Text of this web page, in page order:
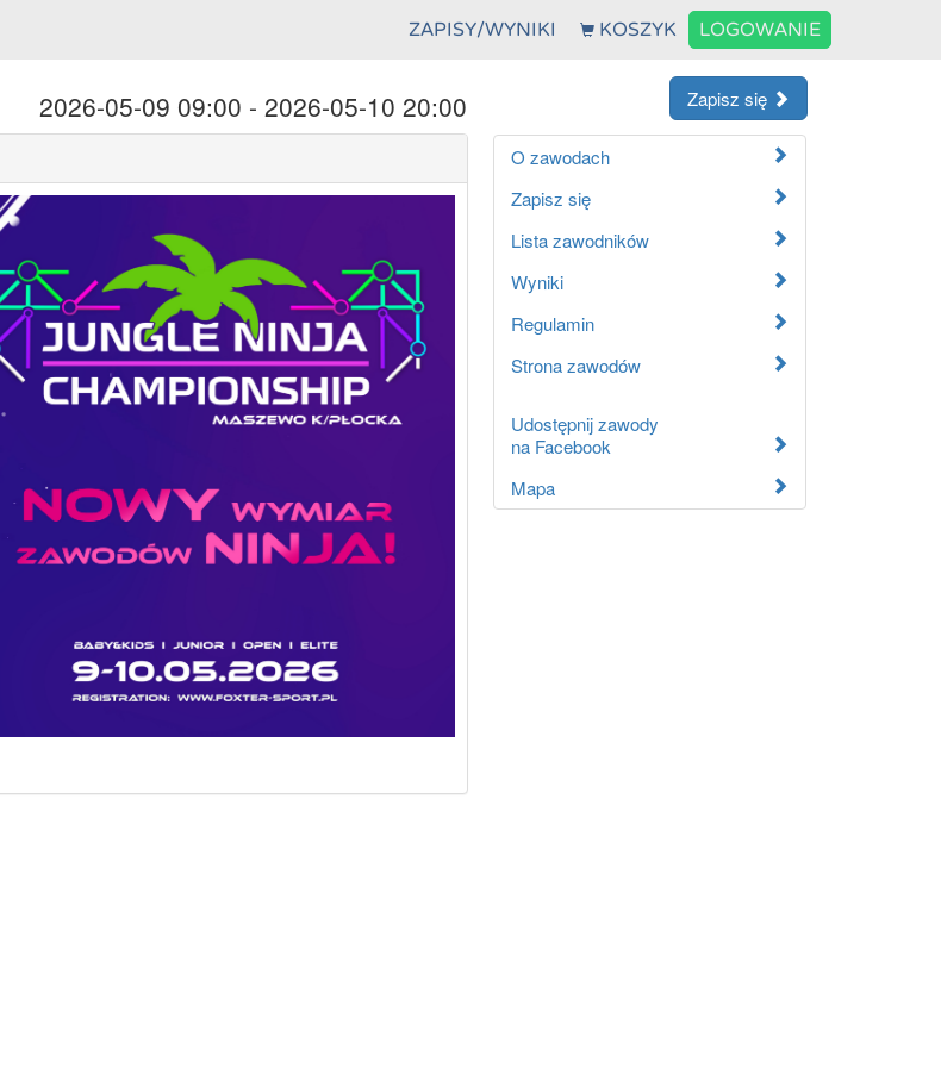
ZAPISY/WYNIKI KOSZYK LOGOWANIE
Zapisz się
2026-05-09 09:00 - 2026-05-10 20:00
O zawodach
Zapisz się
Lista zawodników
Wyniki
Regulamin
Strona zawodów
Udostępnij zawody
na Facebook
Mapa